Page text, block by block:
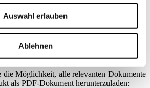
Auswahl erlauben
Ablehnen
in Ihrer publizierten Forschungsarbeit
uns dies bitte an
mit, damit wir auf Ihre Publikation
zum Download
die Möglichkeit, alle relevanten Dokumente
als PDF-Dokument herunterzuladen: